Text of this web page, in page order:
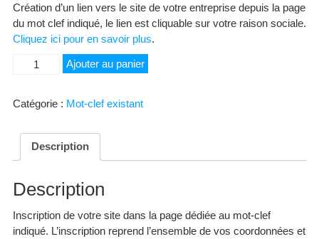
Création d’un lien vers le site de votre entreprise depuis la page
du mot clef indiqué, le lien est cliquable sur votre raison sociale.
Cliquez ici pour en savoir plus.
quantité
terrain
Ajouter au panier
Catégorie : Mot-clef existant
Description
Description
Inscription de votre site dans la page dédiée au mot-clef
indiqué. L’inscription reprend l’ensemble de vos coordonnées et